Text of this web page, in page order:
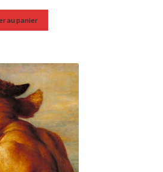
au panier